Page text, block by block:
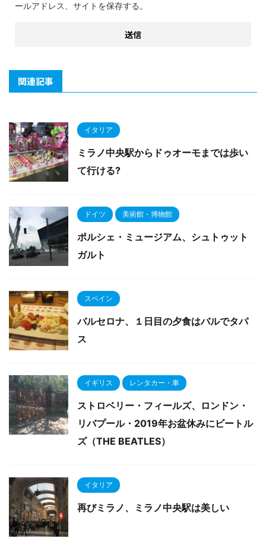
ールアドレス、サイトを保存する。
関連記事
イタリア
ミラノ中央駅からドゥオーモまでは歩い
て行ける?
ドイツ 美術館・博物館
ポルシェ・ミュージアム、シュトゥット
ガルト
スペイン
バルセロナ、１日目の夕食はバルでタパ
ス
イギリス レンタカー・車
ストロベリー・フィールズ、ロンドン・
リバプール・2019年お盆休みにビートル
ズ（THE BEATLES）
イタリア
再びミラノ、ミラノ中央駅は美しい